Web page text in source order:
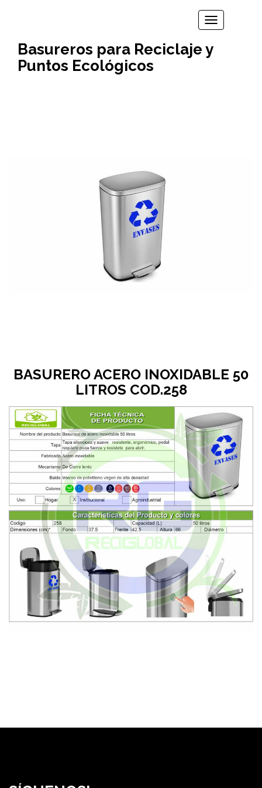
TOGGLE
Basureros para Reciclaje y
Puntos Ecológicos
BASURERO ACERO INOXIDABLE 50
LITROS COD.258